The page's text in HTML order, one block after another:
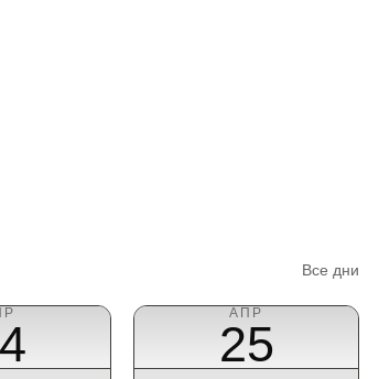
Все дни
АПР
25